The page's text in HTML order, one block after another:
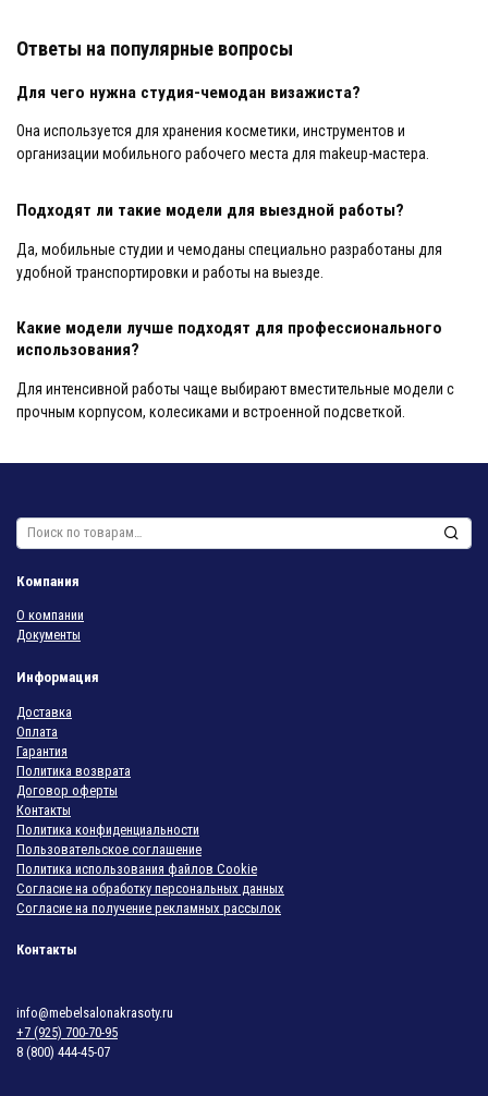
Ответы на популярные вопросы
Для чего нужна студия-чемодан визажиста?
Она используется для хранения косметики, инструментов и
организации мобильного рабочего места для makeup-мастера.
Подходят ли такие модели для выездной работы?
Да, мобильные студии и чемоданы специально разработаны для
удобной транспортировки и работы на выезде.
Какие модели лучше подходят для профессионального
использования?
Для интенсивной работы чаще выбирают вместительные модели с
прочным корпусом, колесиками и встроенной подсветкой.
Искать:
Компания
О компании
Документы
Информация
Доставка
Оплата
Гарантия
Политика возврата
Договор оферты
Контакты
Политика конфиденциальности
Пользовательское соглашение
Политика использования файлов Cookie
Согласие на обработку персональных данных
Согласие на получение рекламных рассылок
Контакты
info@mebelsalonakrasoty.ru
+7 (925) 700-70-95
8 (800) 444-45-07